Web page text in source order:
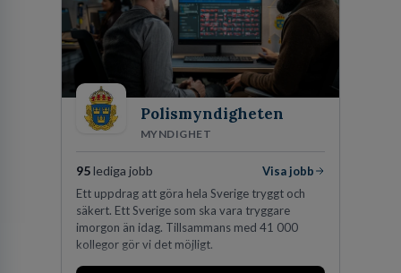
Polismyndigheten
MYNDIGHET
95lediga jobb
Visa jobb
Ett uppdrag att göra hela Sverige tryggt och
säkert. Ett Sverige som ska vara tryggare
imorgon än idag. Tillsammans med 41 000
kollegor gör vi det möjligt.